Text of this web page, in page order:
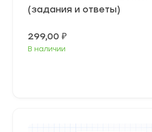
(задания и ответы)
299,00 ₽
В наличии